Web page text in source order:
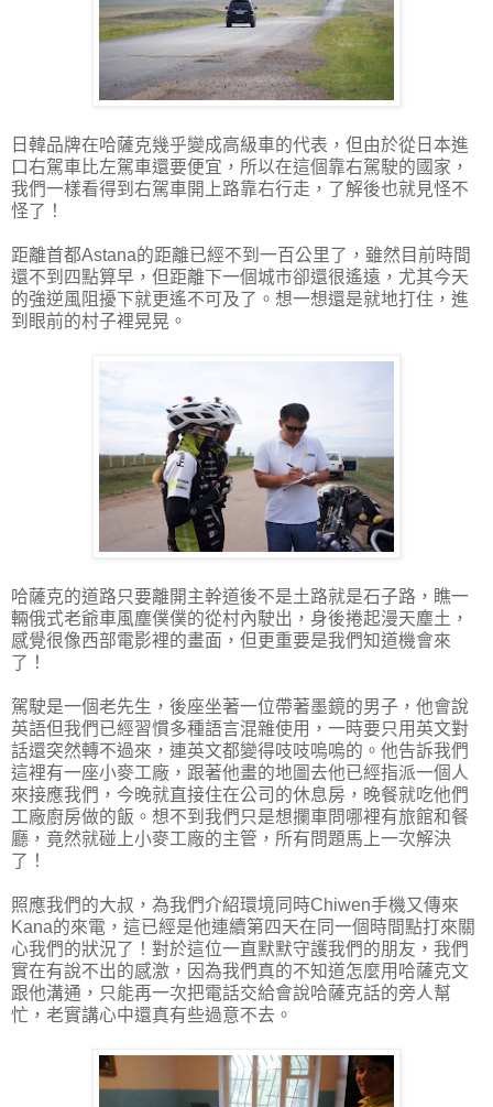
日韓品牌在哈薩克幾乎變成高級車的代表，但由於從日本進
口右駕車比左駕車還要便宜，所以在這個靠右駕駛的國家，
我們一樣看得到右駕車開上路靠右行走，了解後也就見怪不
怪了！
距離首都Astana的距離已經不到一百公里了，雖然目前時間
還不到四點算早，但距離下一個城市卻還很遙遠，尤其今天
的強逆風阻擾下就更遙不可及了。想一想還是就地打住，進
到眼前的村子裡晃晃。
哈薩克的道路只要離開主幹道後不是土路就是石子路，瞧一
輛俄式老爺車風塵僕僕的從村內駛出，身後捲起漫天塵土，
感覺很像西部電影裡的畫面，但更重要是我們知道機會來
了！
駕駛是一個老先生，後座坐著一位帶著墨鏡的男子，他會說
英語但我們已經習慣多種語言混雜使用，一時要只用英文對
話還突然轉不過來，連英文都變得吱吱嗚嗚的。他告訴我們
這裡有一座小麥工廠，跟著他畫的地圖去他已經指派一個人
來接應我們，今晚就直接住在公司的休息房，晚餐就吃他們
工廠廚房做的飯。想不到我們只是想攔車問哪裡有旅館和餐
廳，竟然就碰上小麥工廠的主管，所有問題馬上一次解決
了！
照應我們的大叔，為我們介紹環境同時Chiwen手機又傳來
Kana的來電，這已經是他連續第四天在同一個時間點打來關
心我們的狀況了！對於這位一直默默守護我們的朋友，我們
實在有說不出的感激，因為我們真的不知道怎麼用哈薩克文
跟他溝通，只能再一次把電話交給會說哈薩克話的旁人幫
忙，老實講心中還真有些過意不去。